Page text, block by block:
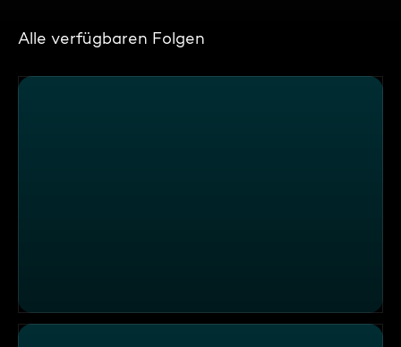
Alle verfügbaren Folgen
ATV Die Reportage - Spezial - Der Aufstand der